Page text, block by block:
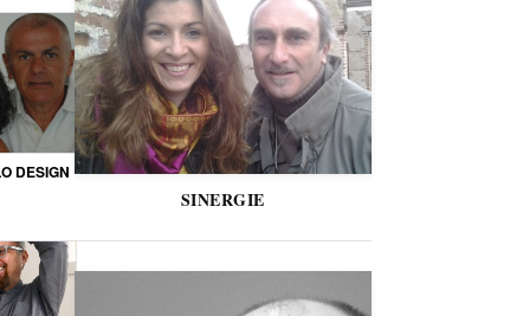
DESIGN
SINERGIE